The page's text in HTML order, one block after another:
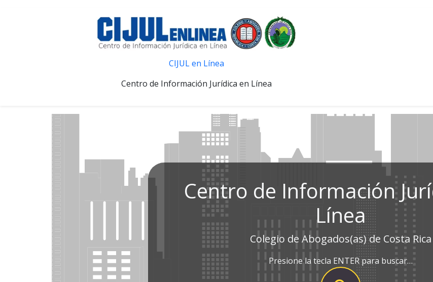
CIJUL en Línea
Centro de Información Jurídica en Línea
Centro de Información
Línea
Colegio de Abogados(as) de Costa Rica
Presione la tecla ENTER para buscar…